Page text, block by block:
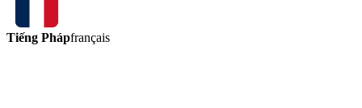
Tiếng Phápfrançais